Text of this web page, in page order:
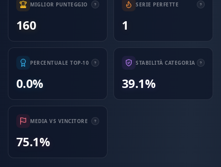
MIGLIOR PUNTEGGIO
160
SERIE PERFETTE
1
PERCENTUALE TOP-10
0.0%
STABILITÀ CATEGORIA
39.1%
MEDIA VS VINCITORE
75.1%